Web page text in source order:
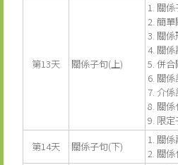
第13天 關係子句(上)
1. 關
2. 簡
3. 關
4. 關
5. 併
6. 關
7. 介
8. 關
9. 限
第14天
關係子句(下)
1. 關
2. 關